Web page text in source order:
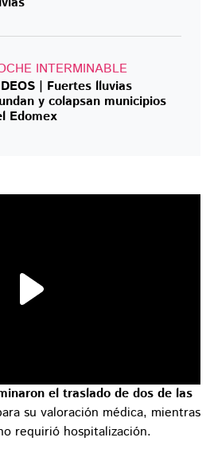
INTERMINABLE
| Fuertes lluvias
y colapsan municipios
Edomex
el traslado de dos de las
su valoración médica, mientras
requirió hospitalización.